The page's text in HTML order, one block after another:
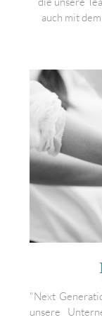
auch mit
"Next
unsere